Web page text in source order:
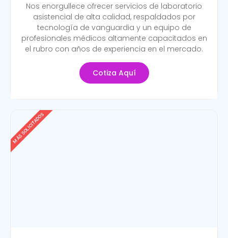
Nos enorgullece ofrecer servicios de laboratorio
asistencial de alta calidad, respaldados por
tecnología de vanguardia y un equipo de
profesionales médicos altamente capacitados en
el rubro con años de experiencia en el mercado.
Cotiza Aquí
MÁS SOLICITADOS